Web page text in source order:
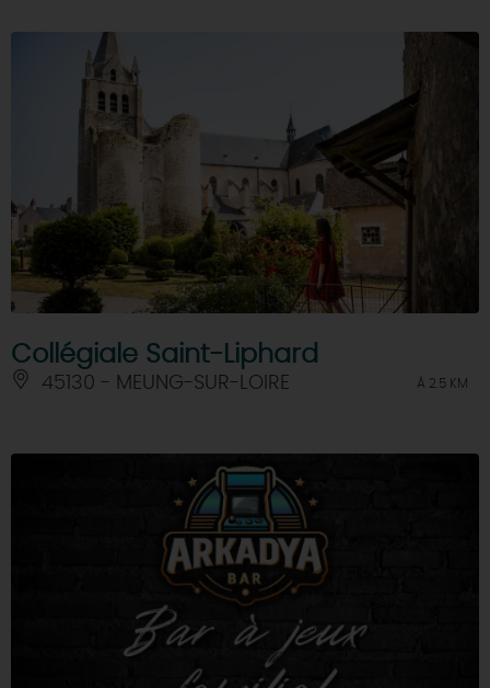
Collégiale Saint-Liphard
45130 - MEUNG-SUR-LOIRE À 2.5 KM